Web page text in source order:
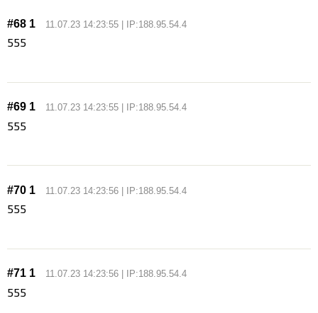
#68 1 11.07.23 14:23:55 | IP:188.95.54.4
555
#69 1 11.07.23 14:23:55 | IP:188.95.54.4
555
#70 1 11.07.23 14:23:56 | IP:188.95.54.4
555
#71 1 11.07.23 14:23:56 | IP:188.95.54.4
555